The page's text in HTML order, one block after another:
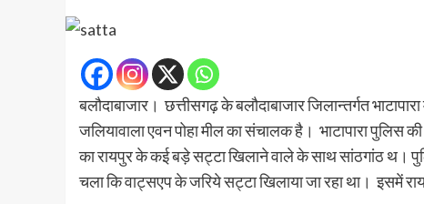
बलौदाबाजार। छत्तीसगढ़ के बलौदाबाजार जिलान्तर्गत
जलियावाला एवन पोहा मील का संचालक है। भाटापारा पुलिस
का रायपुर के कई बड़े सट्टा खिलाने वाले के साथ सांठगांठ थ।
चला कि वाट्सएप के जरिये सट्टा खिलाया जा रहा था। इसमें